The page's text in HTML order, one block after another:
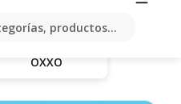
productos...
OXXO